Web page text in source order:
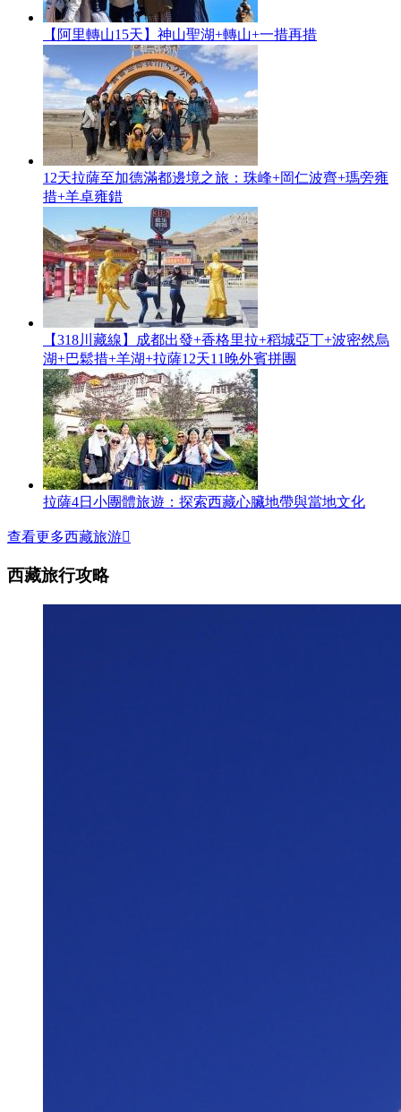
【阿里轉山15天】神山聖湖+轉山+一措再措
12天拉薩至加德滿都邊境之旅：珠峰+岡仁波齊+瑪旁雍
措+羊卓雍錯
【318川藏線】成都出發+香格里拉+稻城亞丁+波密然烏
湖+巴鬆措+羊湖+拉薩12天11晚外賓拼團
拉薩4日小團體旅遊：探索西藏心臟地帶與當地文化
查看更多西藏旅游
西藏旅行攻略